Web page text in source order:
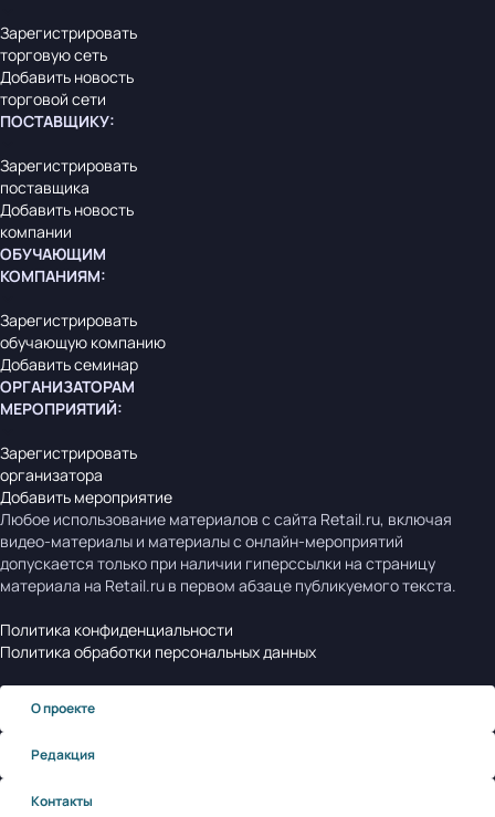
Зарегистрировать
торговую сеть
Добавить новость
торговой сети
ПОСТАВЩИКУ:
Зарегистрировать
поставщика
Добавить новость
компании
ОБУЧАЮЩИМ
КОМПАНИЯМ:
Зарегистрировать
обучающую компанию
Добавить семинар
ОРГАНИЗАТОРАМ
МЕРОПРИЯТИЙ:
Зарегистрировать
организатора
Добавить мероприятие
Любое использование материалов с сайта Retail.ru, включая
видео-материалы и материалы с онлайн-мероприятий
допускается только при наличии гиперссылки на страницу
материала на Retail.ru в первом абзаце публикуемого текста.
Политика конфиденциальности
Политика обработки персональных данных
О проекте
Редакция
Контакты